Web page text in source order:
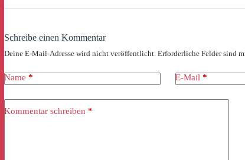
Schreibe einen Kommentar
Deine E-Mail-Adresse wird nicht veröffentlicht. Erforderliche Felder sind
Name * E-Mail *
Kommentar schreiben *